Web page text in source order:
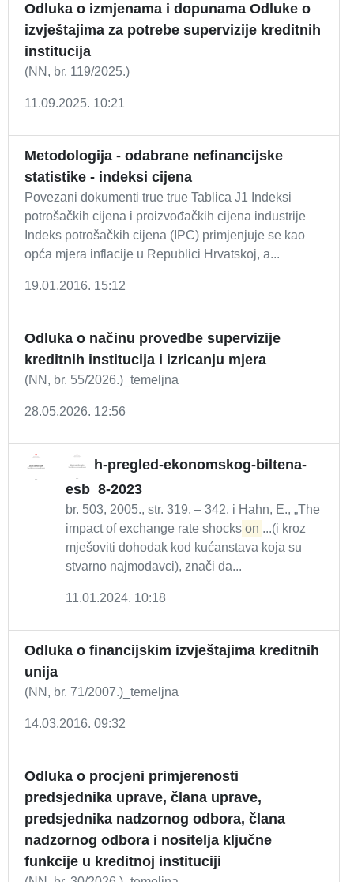
Odluka o izmjenama i dopunama Odluke o
izvještajima za potrebe supervizije kreditnih
institucija
(NN, br. 119/2025.)
11.09.2025. 10:21
Metodologija - odabrane nefinancijske
statistike - indeksi cijena
Povezani dokumenti true true Tablica J1 Indeksi
potrošačkih cijena i proizvođačkih cijena industrije
Indeks potrošačkih cijena (IPC) primjenjuje se kao
opća mjera inflacije u Republici Hrvatskoj, a...
19.01.2016. 15:12
Odluka o načinu provedbe supervizije
kreditnih institucija i izricanju mjera
(NN, br. 55/2026.)_temeljna
28.05.2026. 12:56
h-pregled-ekonomskog-biltena-
esb_8-2023
br. 503, 2005., str. 319. – 342. i Hahn, E., „The
impact of exchange rate shocks on ...(i kroz
mješoviti dohodak kod kućanstava koja su
stvarno najmodavci), znači da...
11.01.2024. 10:18
Odluka o financijskim izvještajima kreditnih
unija
(NN, br. 71/2007.)_temeljna
14.03.2016. 09:32
Odluka o procjeni primjerenosti
predsjednika uprave, člana uprave,
predsjednika nadzornog odbora, člana
nadzornog odbora i nositelja ključne
funkcije u kreditnoj instituciji